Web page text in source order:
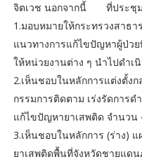
จิตเวช นอกจากนี้ ที่ประชุม
1.มอบหมายให้กระทรวงสาธ
แนวทางการแก้ไขปัญหาผู้ป่วย
ให้หน่วยงานต่าง ๆ นำไปดำเ
2.เห็นชอบในหลักการแต่งตั้ง
กรรมการติดตาม เร่งรัดการ
แก้ไขปัญหายาเสพติด จำนวน
3.เห็นชอบในหลักการ (ร่าง)
ยาเสพติดพื้นที่จังหวัดชายแด